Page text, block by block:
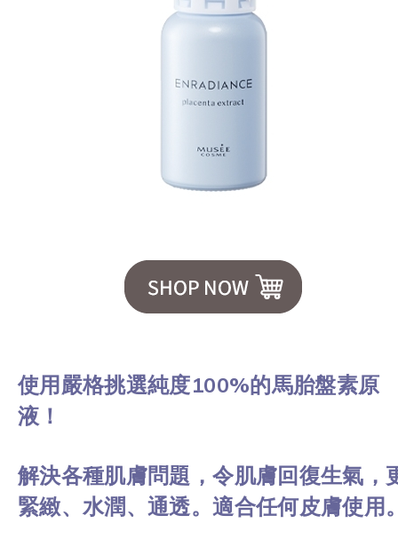
使用嚴格挑選純度100%的馬胎盤素原
液！
解決各種肌膚問題，令肌膚回復生氣，
緊緻、水潤、通透。適合任何皮膚使用